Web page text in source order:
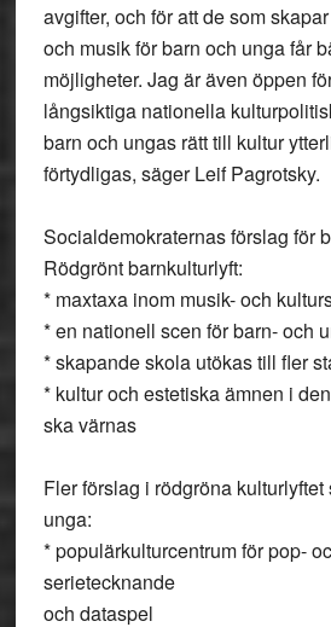
avgifter, och för att de som
och musik för barn och unga får
möjligheter. Jag är även öppen
långsiktiga nationella
barn och ungas rätt till kultur
förtydligas, säger Leif Pagrotsky.
Socialdemokraternas förslag för
Rödgrönt barnkulturlyft:
* maxtaxa inom musik- och
* en nationell scen för barn- och
* skapande skola utökas till fler
* kultur och estetiska ämnen i
ska värnas
Fler förslag i rödgröna
unga:
* populärkulturcentrum för pop-
serietecknande
och dataspel